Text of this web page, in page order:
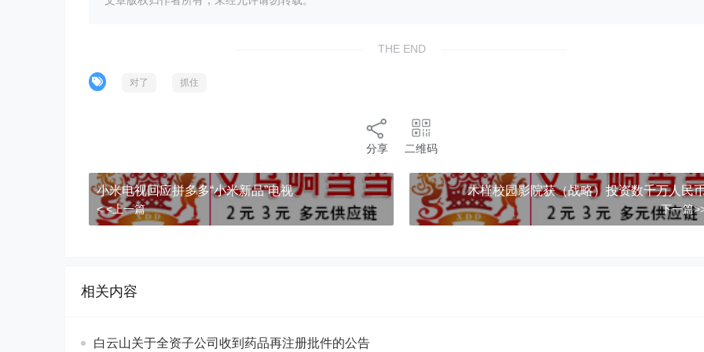
THE END
对了 抓住
分享 二维码
小米电视回应拼多多“小米新品”电视
< <上一篇
木槿校园影院获（战略）投资数千万人民
下一篇
相关内容
白云山关于全资子公司收到药品再注册批件的公告